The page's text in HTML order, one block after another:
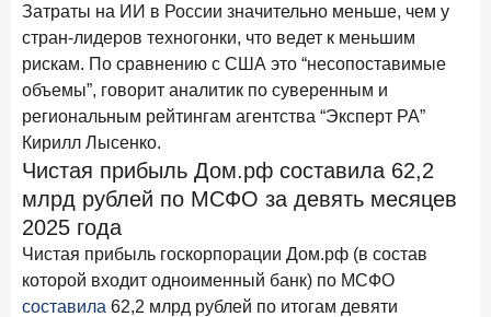
Доверие становится главным фактором на рынке
Private banking
25 мая 2026 года
Ипотека в России: итоги апреля 2026 года в цифрах
13 мая 2026 года
«Ни один зарубежный private банк не может
сравниться с российским»
6 мая 2026 года
По итогам апреля 2026 года объем выдач кредитов
составил 968 млрд руб.
Затраты на ИИ в России значительно меньше, чем у
стран-лидеров техногонки, что ведет к меньшим
рискам. По сравнению с США это “несопоставимые
объемы”, говорит аналитик по суверенным и
региональным рейтингам агентства “Эксперт РА”
Кирилл Лысенко.
Чистая прибыль Дом.рф составила 62,2
млрд рублей по МСФО за девять месяцев
2025 года
Чистая прибыль госкорпорации Дом.рф (в состав
которой входит одноименный банк) по МСФО
составила 62,2 млрд рублей по итогам девяти